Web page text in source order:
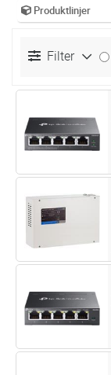
Produktlinjer
Filter